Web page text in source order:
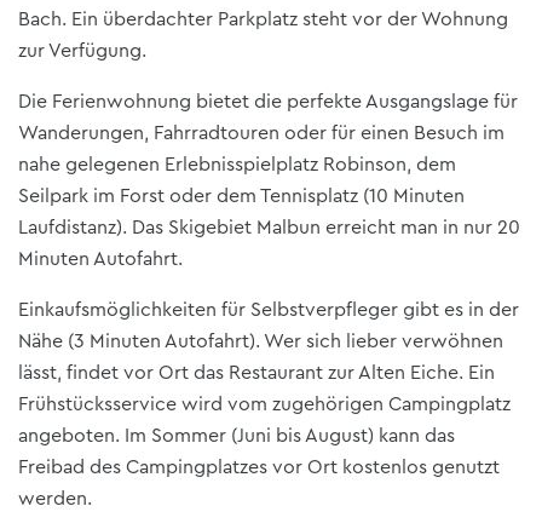
Bach. Ein überdachter Parkplatz steht vor der Wohnung
zur Verfügung.
Die Ferienwohnung bietet die perfekte Ausgangslage für
Wanderungen, Fahrradtouren oder für einen Besuch im
nahe gelegenen Erlebnisspielplatz Robinson, dem
Seilpark im Forst oder dem Tennisplatz (10 Minuten
Laufdistanz). Das Skigebiet Malbun erreicht man in nur 20
Minuten Autofahrt.
Einkaufsmöglichkeiten für Selbstverpfleger gibt es in der
Nähe (3 Minuten Autofahrt). Wer sich lieber verwöhnen
lässt, findet vor Ort das Restaurant zur Alten Eiche. Ein
Frühstücksservice wird vom zugehörigen Campingplatz
angeboten. Im Sommer (Juni bis August) kann das
Freibad des Campingplatzes vor Ort kostenlos genutzt
werden.